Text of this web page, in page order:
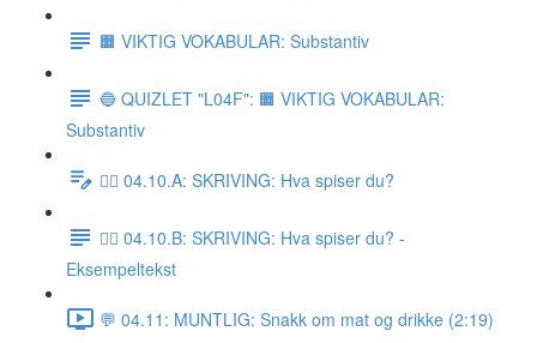
🟧 VIKTIG VOKABULAR: Substantiv
🔵 QUIZLET "L04F": 🟧 VIKTIG VOKABULAR:
Substantiv
✍🏼 04.10.A: SKRIVING: Hva spiser du?
✍🏼 04.10.B: SKRIVING: Hva spiser du? -
Eksempeltekst
💬 04.11: MUNTLIG: Snakk om mat og drikke (2:19)